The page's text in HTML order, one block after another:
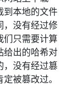
到本地的文件
，没有经过修
们只需要计算
给出的哈希对
，没有经过篡
被篡改过。